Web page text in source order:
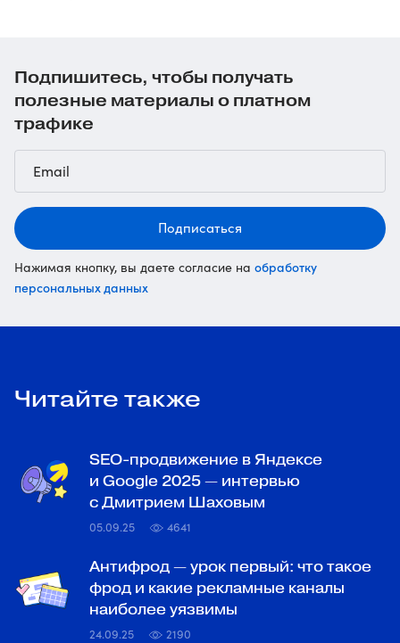
Подпишитесь, чтобы получать
полезные материалы о платном
трафике
Подписаться
Нажимая кнопку, вы даете согласие на обработку
персональных данных
Читайте также
SEO-продвижение в Яндексе
и Google 2025 — интервью
с Дмитрием Шаховым
05.09.25 4641
Антифрод — урок первый: что такое
фрод и какие рекламные каналы
наиболее уязвимы
24.09.25 2190